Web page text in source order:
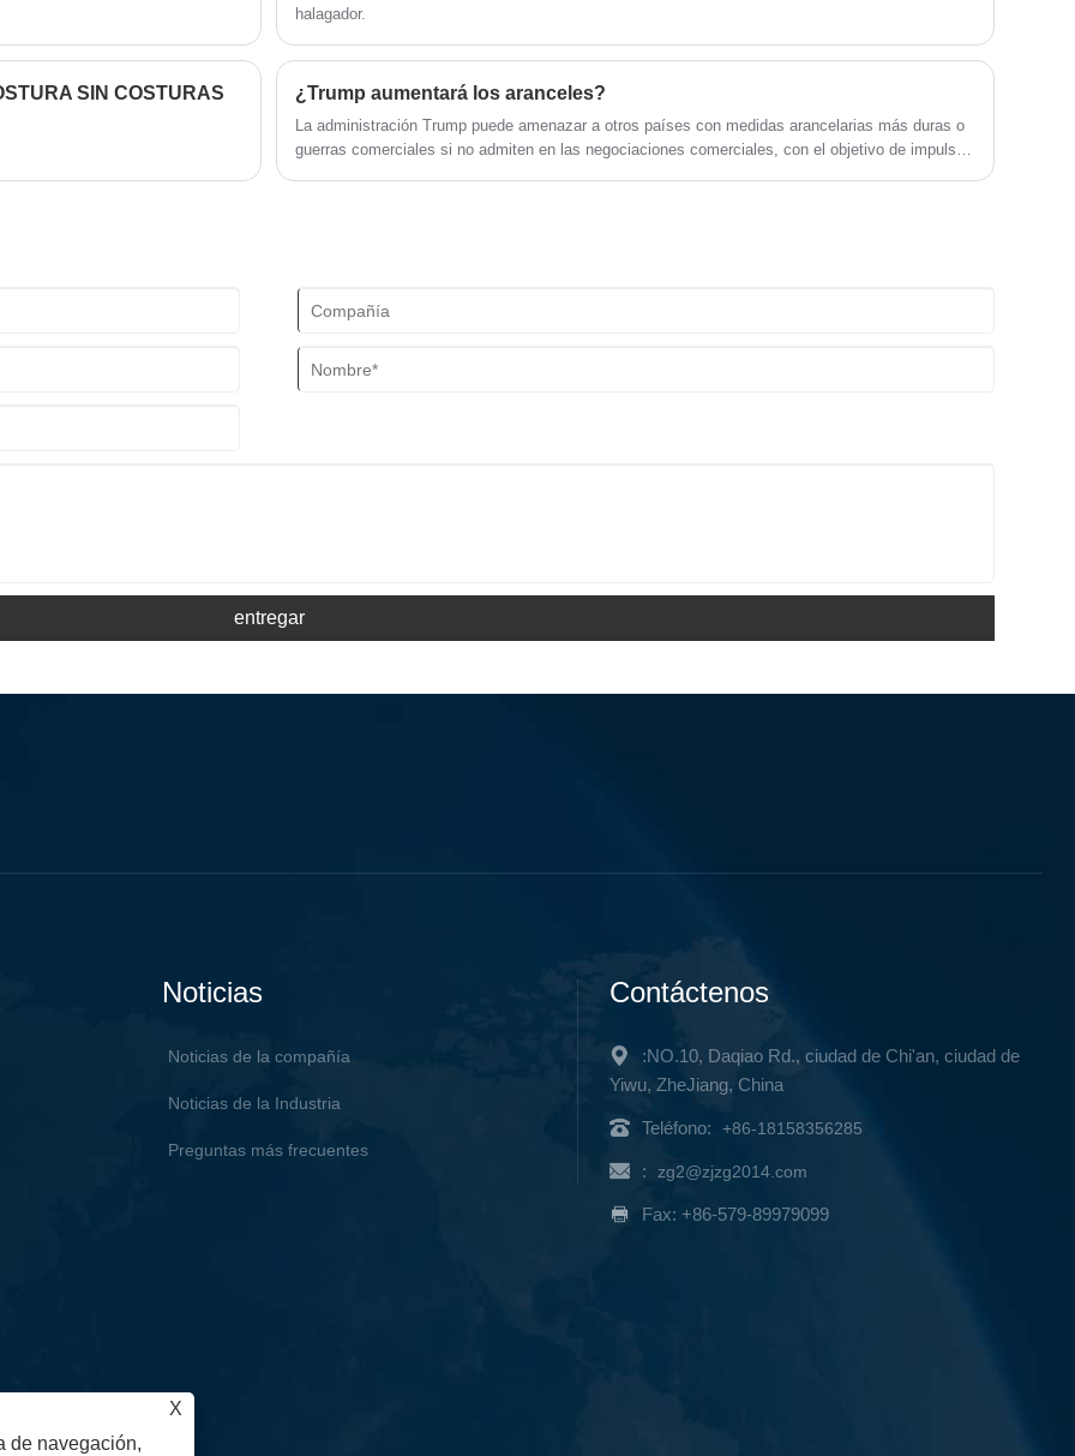
halagador.
SIN COSTURAS ¿Trump aumentará los aranceles?
La administración Trump puede amenazar a otros países con medidas arancelarias más duras o
guerras comerciales si no admiten en las negociaciones comerciales, con el objetivo de impulsar
entregar
Noticias
Noticias de la compañía
Noticias de la Industria
Preguntas más frecuentes
Contáctenos
:NO.10, Daqiao Rd., ciudad de Chi'an, ciudad de
Yiwu, ZheJiang, China
Teléfono: +86-18158356285
: zg2@zjzg2014.com
Fax: +86-579-89979099
X
de navegación,